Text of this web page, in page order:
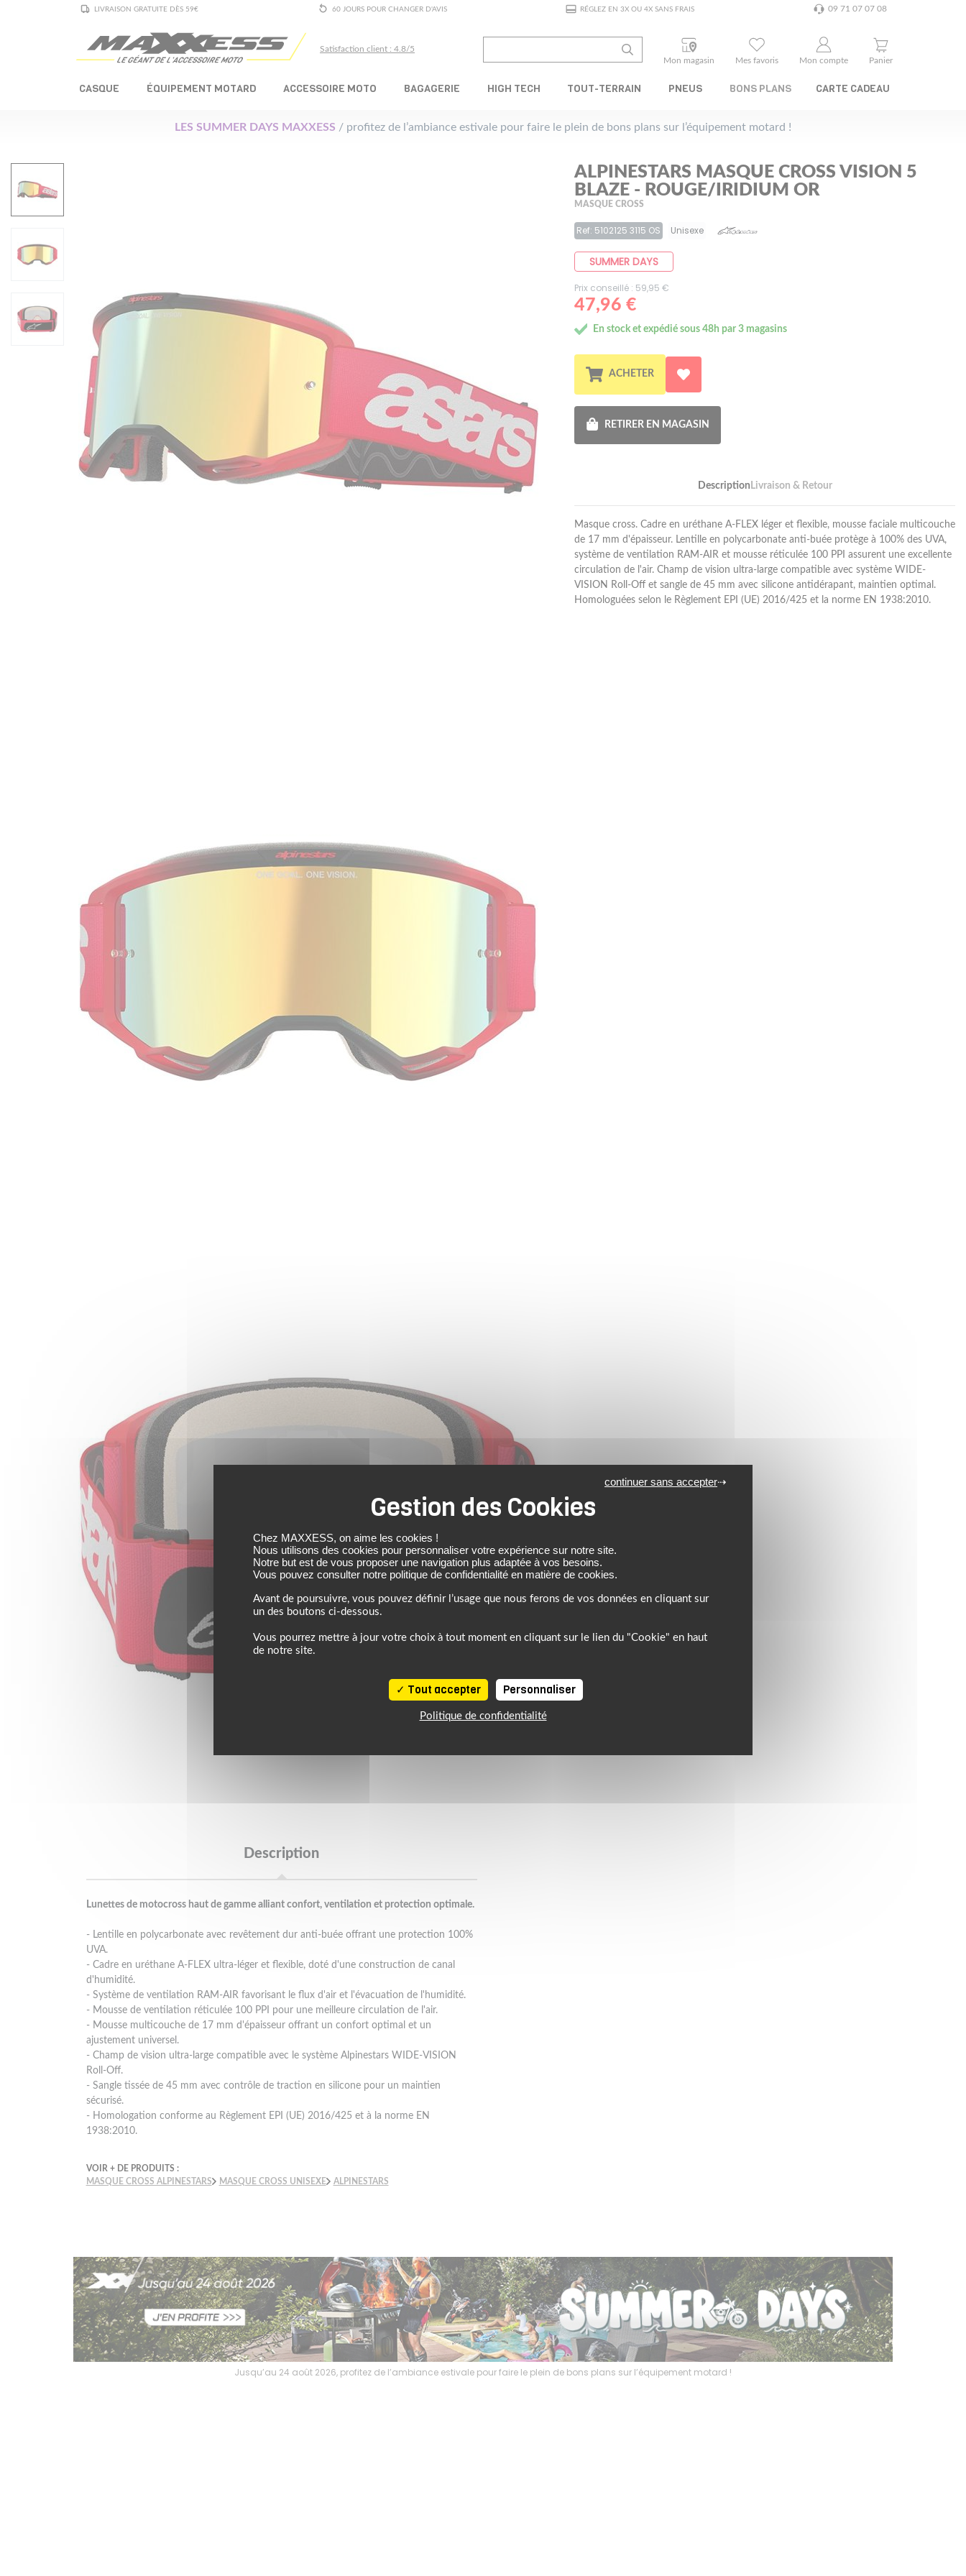
LIVRAISON GRATUITE DÈS 59€ 60 JOURS POUR CHANGER D'AVIS RÉGLEZ EN 3X OU 4X SANS FRAIS 09 71 07 07 08
Satisfaction client : 4.8/5
Mon magasin
Mes favoris Mon compte Panier
CASQUE ÉQUIPEMENT MOTARD ACCESSOIRE MOTO BAGAGERIE HIGH TECH TOUT-TERRAIN PNEUS BONS PLANS CARTE CADEAU
LES SUMMER DAYS MAXXESS / profitez de l’ambiance estivale pour faire le plein de bons plans sur l’équipement motard !
Description
Lunettes de motocross haut de gamme alliant confort, ventilation et protection optimale.
- Lentille en polycarbonate avec revêtement dur anti-buée offrant une protection 100%
UVA.
- Cadre en uréthane A-FLEX ultra-léger et flexible, doté d'une construction de canal
d'humidité.
- Système de ventilation RAM-AIR favorisant le flux d'air et l'évacuation de l'humidité.
- Mousse de ventilation réticulée 100 PPI pour une meilleure circulation de l'air.
- Mousse multicouche de 17 mm d'épaisseur offrant un confort optimal et un
ajustement universel.
- Champ de vision ultra-large compatible avec le système Alpinestars WIDE-VISION
Roll-Off.
- Sangle tissée de 45 mm avec contrôle de traction en silicone pour un maintien
sécurisé.
- Homologation conforme au Règlement EPI (UE) 2016/425 et à la norme EN
1938:2010.
VOIR + DE PRODUITS :
MASQUE CROSS ALPINESTARS
MASQUE CROSS UNISEXE ALPINESTARS
ALPINESTARS MASQUE CROSS VISION 5
BLAZE - ROUGE/IRIDIUM OR
MASQUE CROSS
Ref: 5102125 3115 OS Unisexe
SUMMER DAYS
Prix conseillé : 59,95 €
47,96 €
En stock et expédié sous 48h par 3 magasins
ACHETER
RETIRER EN MAGASIN
Description Livraison & Retour
Masque cross. Cadre en uréthane A-FLEX léger et flexible, mousse faciale multicouche
de 17 mm d'épaisseur. Lentille en polycarbonate anti-buée protège à 100% des UVA,
système de ventilation RAM-AIR et mousse réticulée 100 PPI assurent une excellente
circulation de l'air. Champ de vision ultra-large compatible avec système WIDE-
VISION Roll-Off et sangle de 45 mm avec silicone antidérapant, maintien optimal.
Homologuées selon le Règlement EPI (UE) 2016/425 et la norme EN 1938:2010.
Jusqu’au 24 août 2026, profitez de l’ambiance estivale pour faire le plein de bons plans sur l’équipement motard !
Chez MAXXESS, on aime les cookies !
Nous utilisons des cookies pour personnaliser votre expérience sur notre site.
Notre but est de vous proposer une navigation plus adaptée à vos besoins.
Vous pouvez consulter notre politique de confidentialité en matière de cookies.
Avant de poursuivre, vous pouvez définir l’usage que nous ferons de vos données en cliquant sur
un des boutons ci-dessous.
Vous pourrez mettre à jour votre choix à tout moment en cliquant sur le lien du "Cookie" en haut
de notre site.
Tout accepter
continuer sans accepter
Personnaliser
Politique de confidentialité